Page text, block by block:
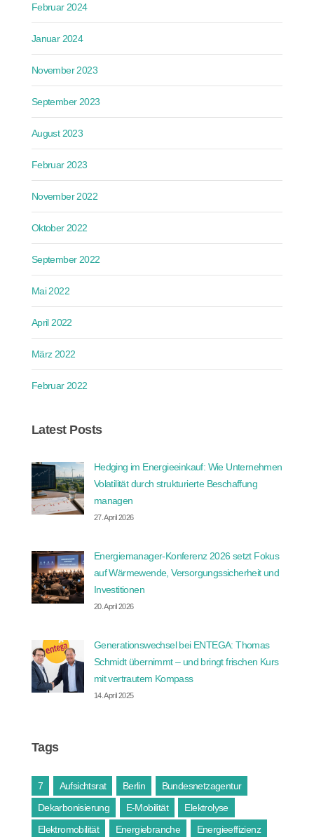
Februar 2024
Januar 2024
November 2023
September 2023
August 2023
Februar 2023
November 2022
Oktober 2022
September 2022
Mai 2022
April 2022
März 2022
Februar 2022
Latest Posts
Hedging im Energieeinkauf: Wie Unternehmen
Volatilität durch strukturierte Beschaffung
managen
27. April 2026
Energiemanager-Konferenz 2026 setzt Fokus
auf Wärmewende, Versorgungssicherheit und
Investitionen
20. April 2026
Generationswechsel bei ENTEGA: Thomas
Schmidt übernimmt – und bringt frischen Kurs
mit vertrautem Kompass
14. April 2025
Tags
7 Aufsichtsrat Berlin
Bundesnetzagentur
Dekarbonisierung
E-Mobilität
Elektrolyse
Elektromobilität
Energiebranche
Energieeffizienz